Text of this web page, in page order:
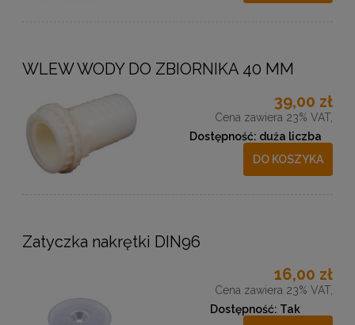
WLEW WODY DO ZBIORNIKA 40 MM
39,00 zł
Cena zawiera 23% VAT,
Dostępność: duża liczba
DO KOSZYKA
Zatyczka nakrętki DIN96
16,00 zł
Cena zawiera 23% VAT,
Dostępność: Tak